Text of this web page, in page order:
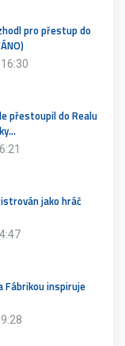
pro přestup do
přestoupil do Realu
jako hráč
Fábrikou inspiruje